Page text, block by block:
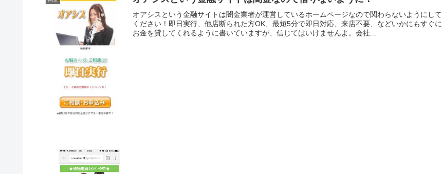
オアシスという金融サイトは闇金業者が運営しているホームページなので関わらないようにして
ください！即日実行、他店断られた方OK、最短5分で即日対応、来店不要、などいかにもすぐに
お金を貸してくれるように書いていますが、信じてはいけませんよ。会社...